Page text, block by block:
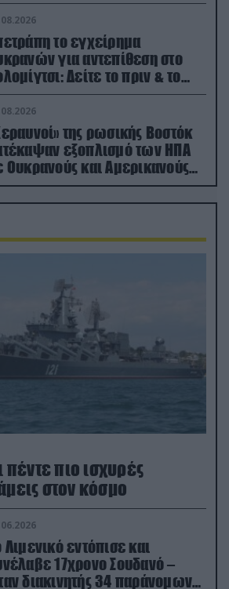
το εγχείρημα
για αντεπίθεση στο
Δείτε το πριν & το
της προσπάθειάς τους
της ρωσικής Βοστόκ
εξοπλισμό των ΗΠΑ
Ουκρανούς και Αμερικανούς
– Δείτε βίντεο
πέντε πιο ισχυρές
στον κόσμο
Λιμενικό εντόπισε και
17χρονο Σουδανό –
διακινητής 34 παράνομων